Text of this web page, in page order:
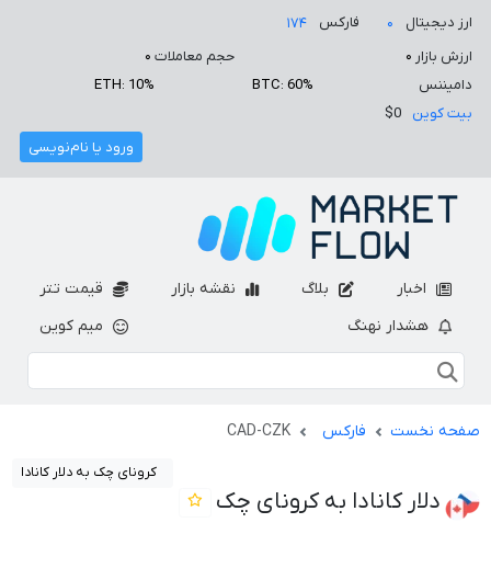
ارز دیجیتال ۰ فارکس
۱۷۴
ارزش بازار ۰ حجم معاملات ۰
دامیننس
BTC: 60%
ETH: 10%
بیت کوین
$0
ورود یا نام‌نویسی
اخبار بلاگ نقشه بازار
قیمت تتر
هشدار نهنگ
میم کوین
صفحه نخست فارکس CAD-CZK
کرونای چک به دلار کانادا
دلار کانادا به کرونای چک